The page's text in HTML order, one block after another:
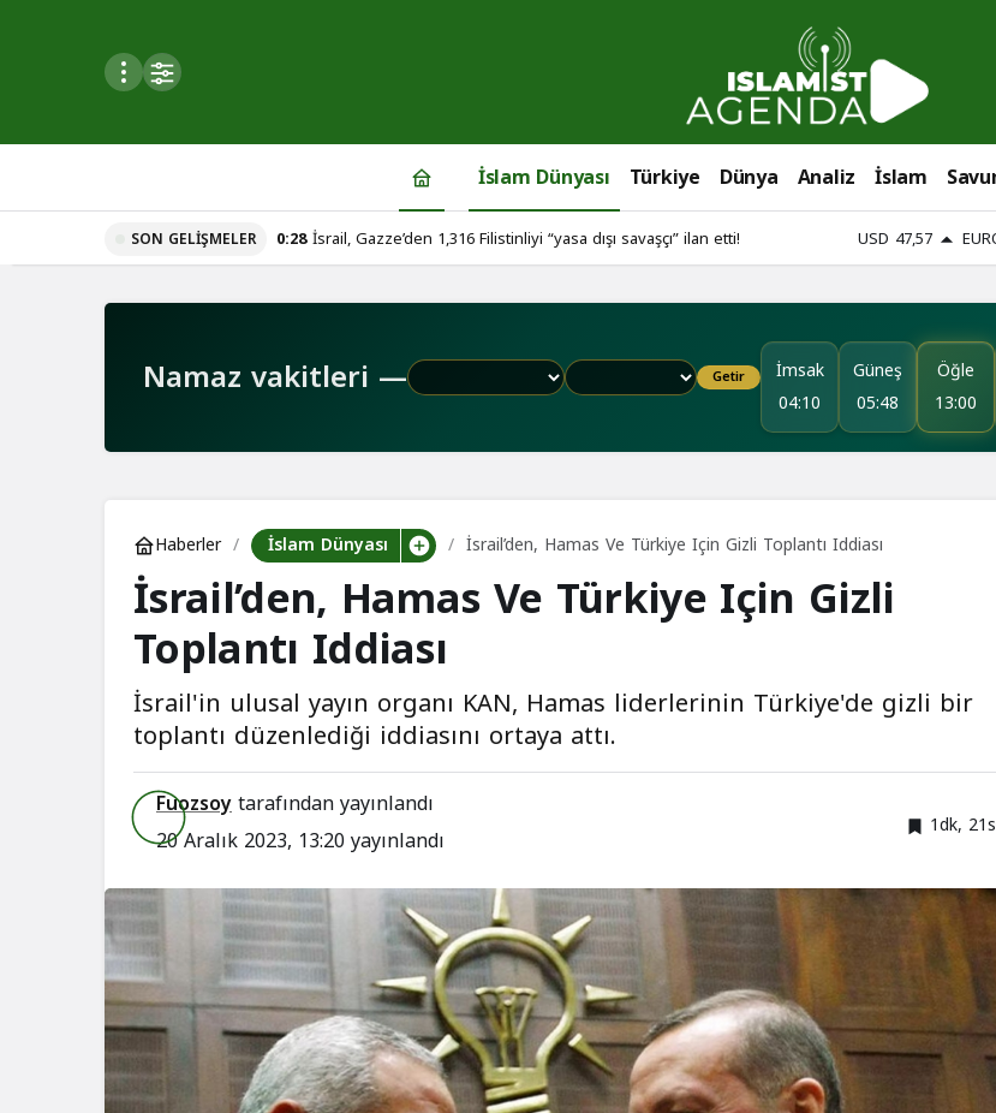
Mod
İslam Dünyası Türkiye Dünya Analiz İslam
SON GELIŞMELER 0:28 İsrail, Gazze’den 1,316 Filistinliyi “yasa dışı savaşçı” ilan etti! USD 47,57
Namaz vakitleri — Getir
İmsak
04:10
Güneş
05:48
Öğle
13:00
Haberler İslam Dünyası İsrail’den, Hamas Ve Türkiye Için Gizli Toplantı Iddiası
İsrail’den, Hamas Ve Türkiye Için Gizli
Toplantı Iddiası
İsrail'in ulusal yayın organı KAN, Hamas liderlerinin Türkiye'de gizli bir
toplantı düzenlediği iddiasını ortaya attı.
Fuozsoytarafından yayınlandı
20 Aralık 2023, 13:20yayınlandı 1dk,